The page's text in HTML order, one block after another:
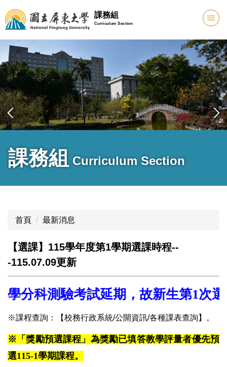
跳
到
主
要
內
容
區
課務組
Curriculum Section
課務組 Curriculum Section
首頁 最新消息
【選課】115學年度第1學期選課時程--
-115.07.09更新
學分科測驗考試延期，故新生第1次
※課程查詢： 【校務行政系統/公開資訊/各種課表查詢】 。
※「獎勵預選課程」為獎勵已填答教學評量者優先預
選115-1學期課程。